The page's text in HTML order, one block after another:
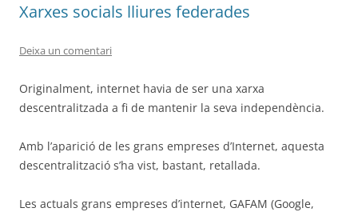
Xarxes socials lliures federades
Deixa un comentari
Originalment, internet havia de ser una xarxa
descentralitzada a fi de mantenir la seva independència.
Amb l’aparició de les grans empreses d’Internet, aquesta
descentralització s’ha vist, bastant, retallada.
Les actuals grans empreses d’internet, GAFAM (Google,